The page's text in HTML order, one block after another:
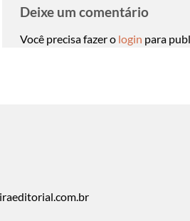
Deixe um comentário
Você precisa fazer o login para